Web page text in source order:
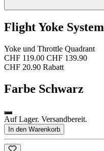
Flight Yoke System
Yoke und Throttle Quadrant
CHF 119.00 CHF 139.90
CHF 20.90 Rabatt
Farbe Schwarz
Auf Lager. Versandbereit.
In den Warenkorb